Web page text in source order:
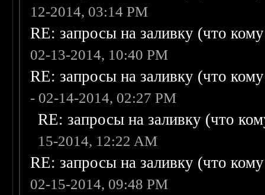
12-2014, 03:14 PM
RE: запросы на заливку (что
02-13-2014, 10:40 PM
RE: запросы на заливку (что
- 02-14-2014, 02:27 PM
RE: запросы на заливку (что
15-2014, 12:22 AM
RE: запросы на заливку (что
02-15-2014, 09:48 PM